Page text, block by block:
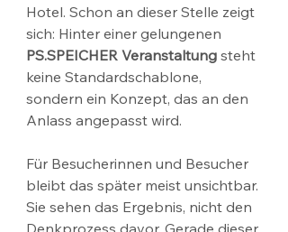
Hotel. Schon an dieser Stelle zeigt
sich: Hinter einer gelungenen
PS.SPEICHER Veranstaltung steht
keine Standardschablone,
sondern ein Konzept, das an den
Anlass angepasst wird.
Für Besucherinnen und Besucher
bleibt das später meist unsichtbar.
Sie sehen das Ergebnis, nicht den
Denkprozess davor. Gerade dieser